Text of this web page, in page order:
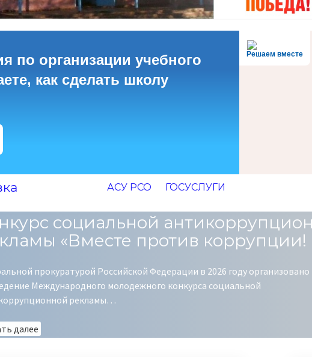
Решаем вместе
по организации учебного
как сделать школу
АСУ РСО ГОСУСЛУГИ
социальной
«Вместе против коррупции!
прокуратурой Российской Федерации в 2026 году организовано
Международного молодежного конкурса социальной
рекламы…
далее